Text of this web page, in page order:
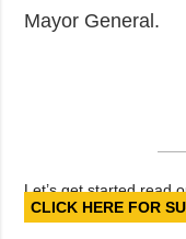
Mayor General.
Let’s get started read
CLICK HERE FOR